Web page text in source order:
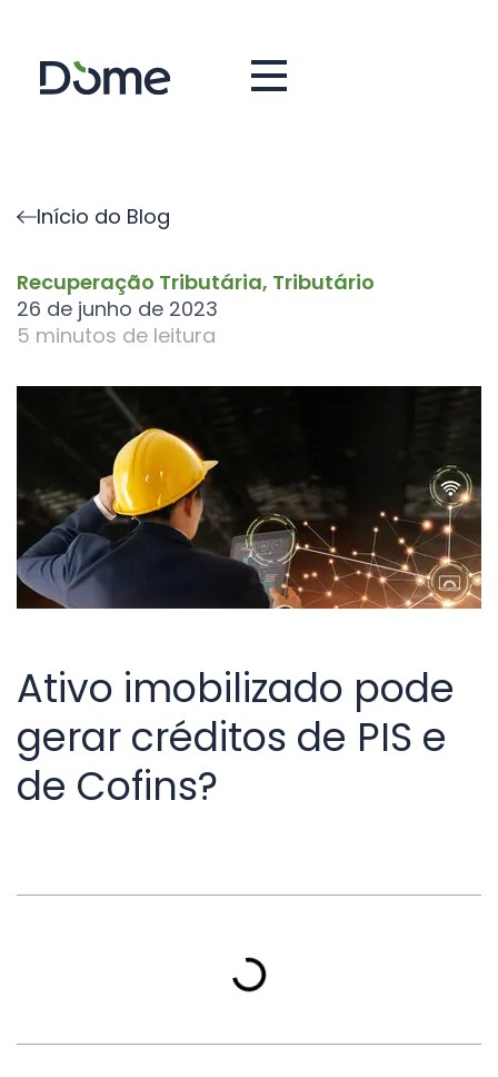
Início do Blog
Recuperação Tributária, Tributário
26 de junho de 2023
5 minutos de leitura
Ativo imobilizado pode
gerar créditos de PIS e
de Cofins?